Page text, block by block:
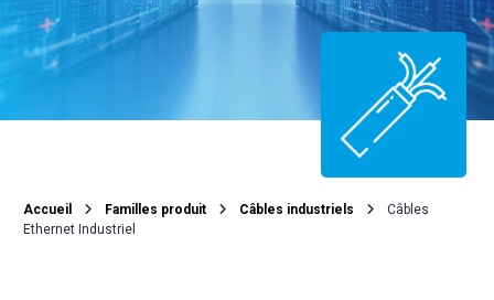
Accueil Familles produit Câbles industriels
Câbles
Ethernet Industriel